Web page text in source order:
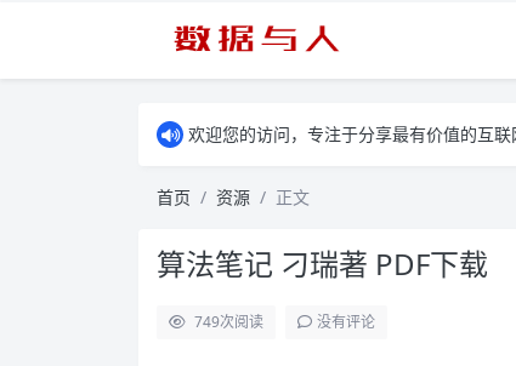
欢迎您的访问，专注于分享最有价值的互联
首页 资源 正文
算法笔记 刁瑞著 PDF下载
749次阅读 没有评论